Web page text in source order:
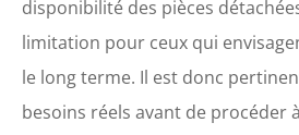
disponibilité des pièces
limitation pour ceux qui
le long terme. Il est donc
besoins réels avant de procéder